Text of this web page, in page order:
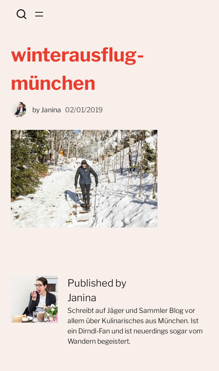
winterausflug-
münchen
by Janina 02/01/2019
Published by
Janina
Schreibt auf Jäger und Sammler Blog vor
allem über Kulinarisches aus München. Ist
ein Dirndl-Fan und ist neuerdings sogar vom
Wandern begeistert.